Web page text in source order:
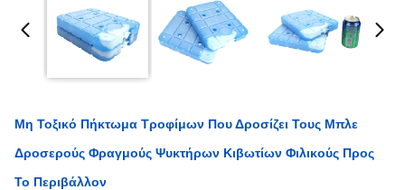
Μη Τοξικό Πήκτωμα Τροφίμων Που Δροσίζει Τους Μπλε
Δροσερούς Φραγμούς Ψυκτήρων Κιβωτίων Φιλικούς Προς
Το Περιβάλλον